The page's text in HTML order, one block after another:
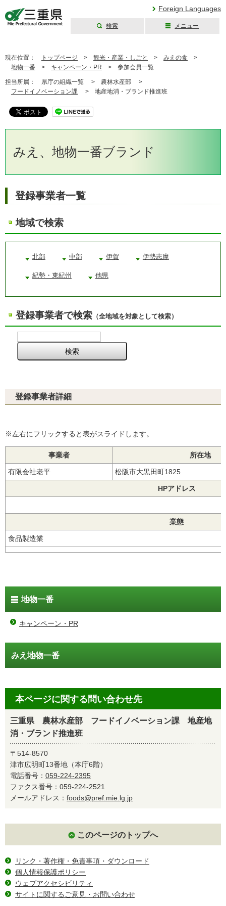
Foreign Languages
検索 メニュー
現在位置： トップページ > 観光・産業・しごと > みえの食 >
地物一番 > キャンペーン・PR > 参加会員一覧
担当所属： 県庁の組織一覧 > 農林水産部 >
フードイノベーション課 > 地産地消・ブランド推進班
みえ、地物一番ブランド
登録事業者一覧
地域で検索
北部 中部 伊賀 伊勢志摩
紀勢・東紀州 他県
登録事業者で検索 （全地域を対象として検索）
登録事業者詳細
※左右にフリックすると表がスライドします。
事業者 所在地
有限会社老平 松阪市大黒田町1825
HPアドレス
業態
食品製造業
地物一番
キャンペーン・PR
みえ地物一番
本ページに関する問い合わせ先
三重県 農林水産部 フードイノベーション課 地産地
消・ブランド推進班
〒514-8570
津市広明町13番地（本庁6階）
電話番号： 059-224-2395
ファクス番号：059-224-2521
メールアドレス： foods@pref.mie.lg.jp
このページのトップへ
リンク・著作権・免責事項・ダウンロード
個人情報保護ポリシー
ウェブアクセシビリティ
サイトに関するご意見・お問い合わせ